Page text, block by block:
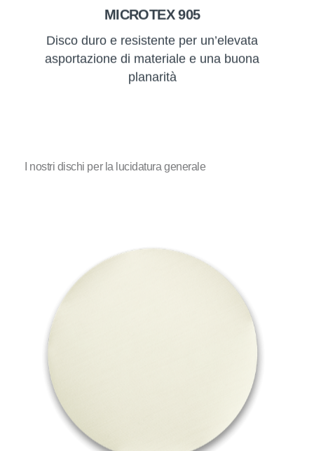
MICROTEX 905
Disco duro e resistente per un’elevata
asportazione di materiale e una buona
planarità
I nostri dischi per la lucidatura generale